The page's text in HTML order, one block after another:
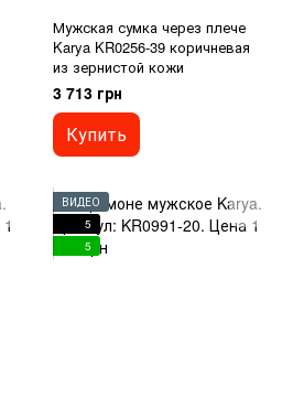
Мужская сумка через плече
Karya KR0256-39 коричневая
из зернистой кожи
3 713 грн
Купить
ВИДЕО
5
5